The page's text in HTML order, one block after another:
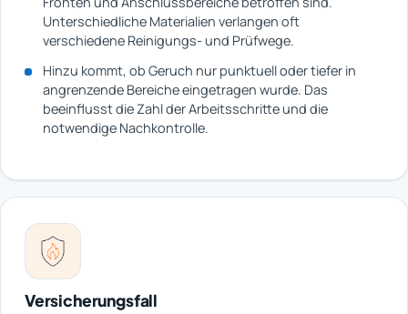
Unterschiedliche Materialien verlangen oft
verschiedene Reinigungs- und Prüfwege.
Hinzu kommt, ob Geruch nur punktuell oder tiefer in
angrenzende Bereiche eingetragen wurde. Das
beeinflusst die Zahl der Arbeitsschritte und die
notwendige Nachkontrolle.
Versicherungsfall